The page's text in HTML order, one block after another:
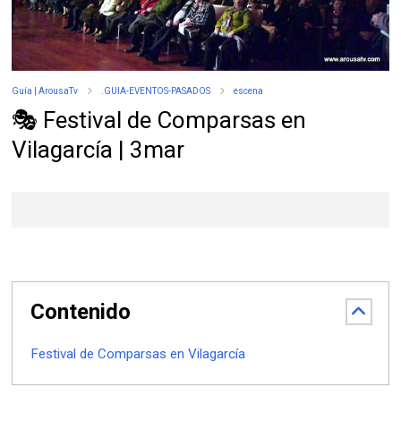
Guía | ArousaTv .GUIA-EVENTOS-PASADOS escena
🎭 Festival de Comparsas en
Vilagarcía | 3mar
Contenido
Festival de Comparsas en Vilagarcía